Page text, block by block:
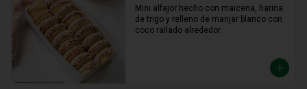
Mini alfajor hecho con maicena, harina
de trigo y relleno de manjar blanco con
coco rallado alrededor.